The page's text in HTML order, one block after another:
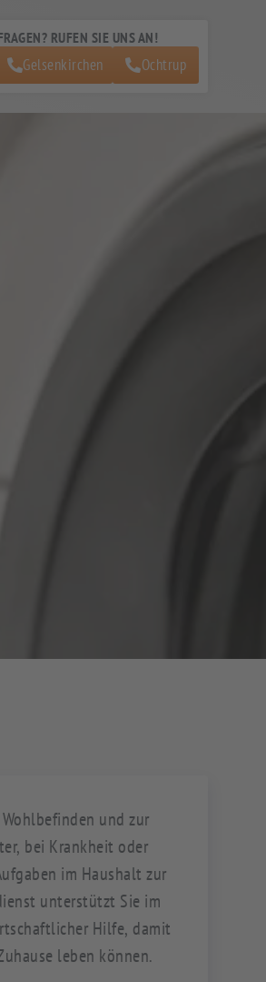
RUFEN SIE UNS AN!
Gelsenkirchen Ochtrup
und zur
bei Krankheit oder
im Haushalt zur
unterstützt Sie im
Hilfe, damit
leben können.